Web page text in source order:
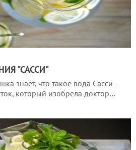
"САССИ"
знает, что такое вода Сасси -
который изобрела доктор…